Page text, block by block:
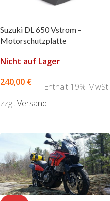
Suzuki DL 650 Vstrom –
Motorschutzplatte
Nicht auf Lager
240,00 €
Enthält 19% MwSt.
zzgl. Versand